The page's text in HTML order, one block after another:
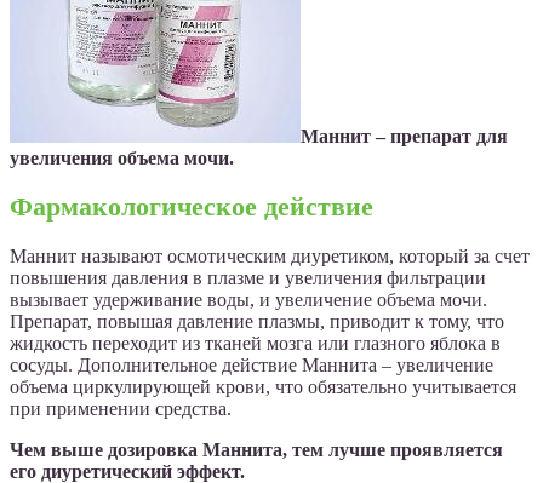
Маннит – препарат для
увеличения объема мочи.
Фармакологическое действие
Маннит называют осмотическим диуретиком, который за счет
повышения давления в плазме и увеличения фильтрации
вызывает удерживание воды, и увеличение объема мочи.
Препарат, повышая давление плазмы, приводит к тому, что
жидкость переходит из тканей мозга или глазного яблока в
сосуды. Дополнительное действие Маннита – увеличение
объема циркулирующей крови, что обязательно учитывается
при применении средства.
Чем выше дозировка Маннита, тем лучше проявляется
его диуретический эффект.